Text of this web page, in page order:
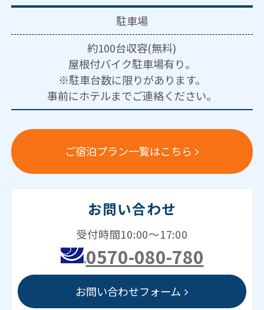
駐車場
約100台収容(無料)
屋根付バイク駐車場有り。
※駐車台数に限りがあります。
事前にホテルまでご連絡ください。
ご宿泊プラン一覧はこちら
お問い合わせ
受付時間10:00～17:00
0570-080-780
お問い合わせフォーム